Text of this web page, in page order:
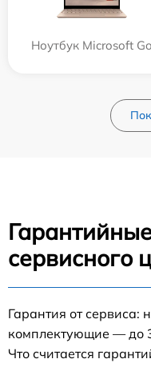
Ноутбук Microsoft Go
сервисного
Гарантия от сервиса:
комплектующие — до
Что считается